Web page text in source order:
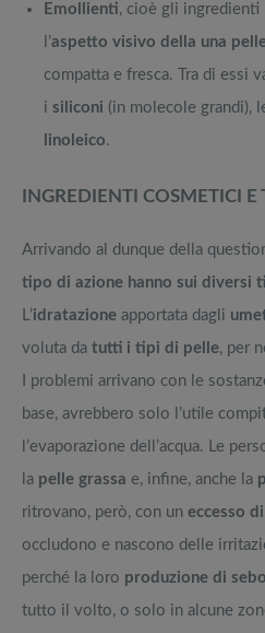
Emollienti, cioè gli
l’aspetto visivo della una
compatta e fresca. Tra di essi
i siliconi (in molecole grandi),
linoleico.
INGREDIENTI COSMETICI E
Arrivando al dunque della
tipo di azione hanno sui diversi
L’idratazione apportata dagli
voluta da tutti i tipi di pelle, per
I problemi arrivano con le
base, avrebbero solo l’utile
l’evaporazione dell’acqua. Le
la pelle grassa e, infine, anche la
ritrovano, però, con un eccesso
occludono e nascono delle
perché la loro produzione di
tutto il volto, o solo in alcune